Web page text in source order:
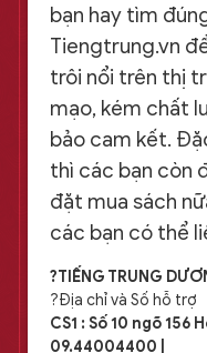
bạn hay tìm
Tiengtrung.vn
trôi nổi trên thị
mạo, kém chất
bảo cam kết.
thì các bạn còn
đặt mua sách
các bạn có thể
?TIẾNG TRUNG
?Địa chỉ và Số hỗ trợ
CS1 : Số 10 ngõ 156
09.44004400 |